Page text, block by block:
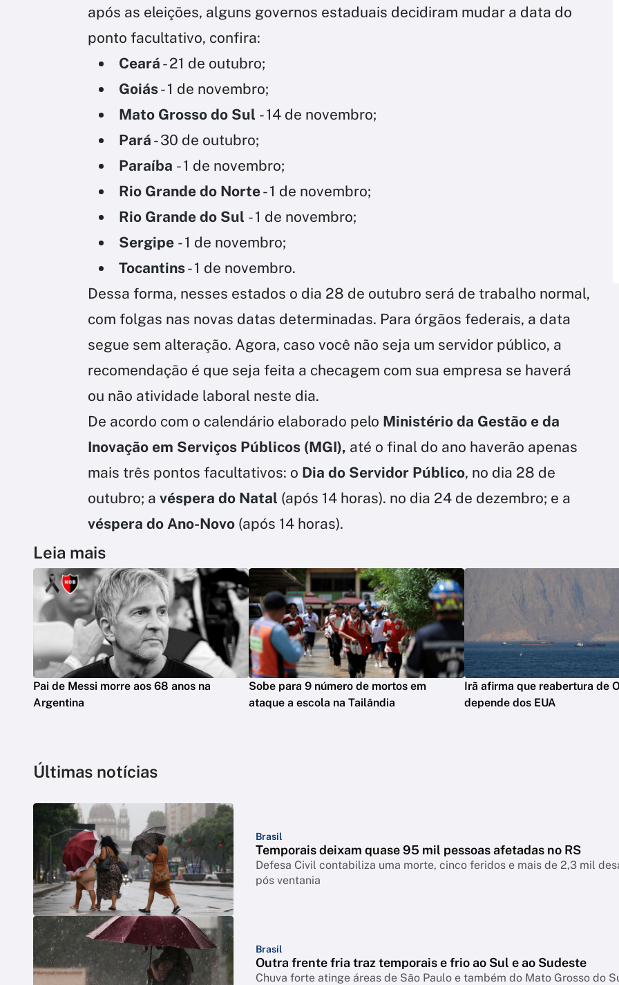
após as eleições, alguns governos estaduais decidiram mudar a data do
ponto facultativo, confira:
Ceará - 21 de outubro;
Goiás- 1 de novembro;
Mato Grosso do Sul - 14 de novembro;
Pará - 30 de outubro;
Paraíba - 1 de novembro;
Rio Grande do Norte- 1 de novembro;
Rio Grande do Sul - 1 de novembro;
Sergipe - 1 de novembro;
Tocantins- 1 de novembro.
Dessa forma, nesses estados o dia 28 de outubro será de trabalho normal,
com folgas nas novas datas determinadas. Para órgãos federais, a data
segue sem alteração. Agora, caso você não seja um servidor público, a
recomendação é que seja feita a checagem com sua empresa se haverá
ou não atividade laboral neste dia.
De acordo com o calendário elaborado pelo Ministério da Gestão e da
Inovação em Serviços Públicos (MGI), até o final do ano haverão apenas
mais três pontos facultativos: o Dia do Servidor Público, no dia 28 de
outubro; a véspera do Natal (após 14 horas). no dia 24 de dezembro; e a
véspera do Ano-Novo (após 14 horas).
Leia mais
Pai de Messi morre aos 68 anos na
Argentina
Sobe para 9 número de mortos em
ataque a escola na Tailândia
Irã afirma que reabertura de
depende dos EUA
Últimas notícias
Brasil
Temporais deixam quase 95 mil pessoas afetadas no RS
Defesa Civil contabiliza uma morte, cinco feridos e mais de 2,3 mil
pós ventania
Brasil
Outra frente fria traz temporais e frio ao Sul e ao Sudeste
Chuva forte atinge áreas de São Paulo e também do Mato Grosso do